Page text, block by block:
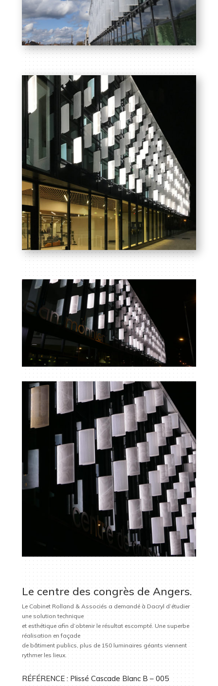
Le centre des congrès de Angers.
Le Cabinet Rolland & Associés a demandé à Dacryl d’étudier
une solution technique
et esthétique afin d’obtenir le résultat escompté. Une superbe
réalisation en façade
de bâtiment publics, plus de 150 luminaires géants viennent
rythmer les lieux.
RÉFÉRENCE : Plissé Cascade Blanc B – 005